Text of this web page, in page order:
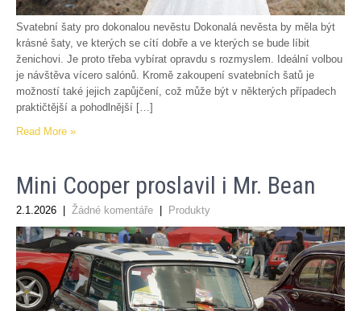
Svatební šaty pro dokonalou nevěstu Dokonalá nevěsta by měla být
krásné šaty, ve kterých se cítí dobře a ve kterých se bude líbit
ženichovi. Je proto třeba vybírat opravdu s rozmyslem. Ideální volbou
je návštěva vícero salónů. Kromě zakoupení svatebních šatů je
možností také jejich zapůjčení, což může být v některých případech
praktičtější a pohodlnější […]
Read More »
Mini Cooper proslavil i Mr. Bean
2.1.2026 Žádné komentáře Produkty